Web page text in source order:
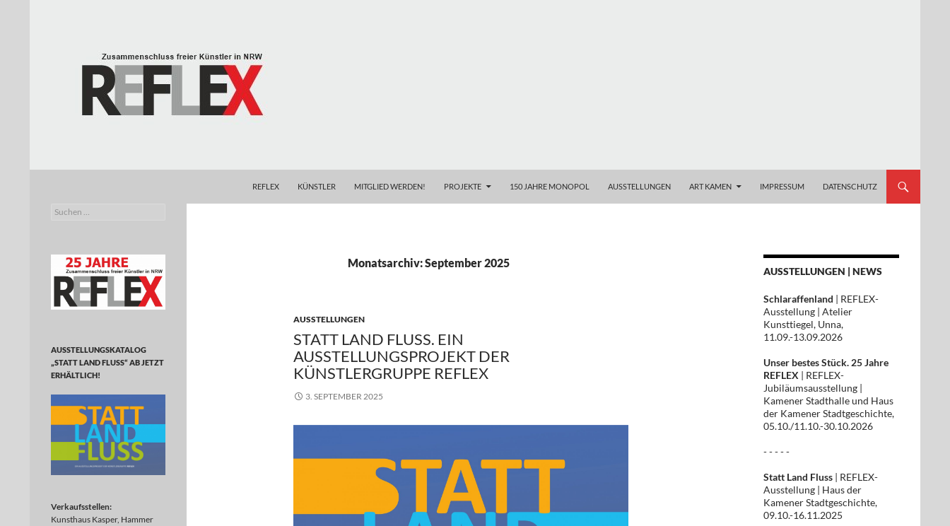
REFLEX KÜNSTLER MITGLIED WERDEN! PROJEKTE 150 JAHRE MONOPOL AUSSTELLUNGEN ART KAMEN IMPRESSUM DATENSCHUTZ
Monatsarchiv: September 2025
AUSSTELLUNGEN
STATT LAND FLUSS. EIN
AUSSTELLUNGSPROJEKT DER
KÜNSTLERGRUPPE REFLEX
3. SEPTEMBER 2025
AUSSTELLUNGEN | NEWS
Schlaraffenland | REFLEX-
Ausstellung | Atelier
Kunsttiegel, Unna,
11.09.-13.09.2026
Unser bestes Stück. 25 Jahre
REFLEX | REFLEX-
Jubiläumsausstellung |
Kamener Stadthalle und Haus
der Kamener Stadtgeschichte,
05.10./11.10.-30.10.2026
- - - - -
Statt Land Fluss | REFLEX-
Ausstellung | Haus der
Kamener Stadtgeschichte,
09.10.-16.11.2025
Zusammenschluss freier Künstler in
Suchen
AUSSTELLUNGSKATALOG
„STATT LAND FLUSS“ AB JETZT
ERHÄLTLICH!
Verkaufsstellen:
Kunsthaus Kasper, Hammer